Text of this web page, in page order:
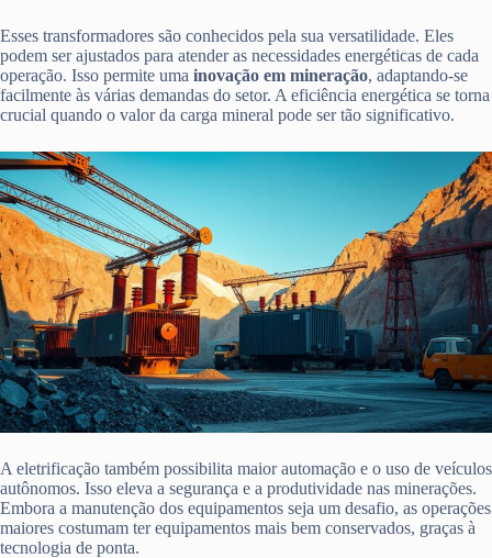
Esses transformadores são conhecidos pela sua versatilidade. Eles
podem ser ajustados para atender as necessidades energéticas de cada
operação. Isso permite uma inovação em mineração, adaptando-se
facilmente às várias demandas do setor. A eficiência energética se torna
crucial quando o valor da carga mineral pode ser tão significativo.
A eletrificação também possibilita maior automação e o uso de veículos
autônomos. Isso eleva a segurança e a produtividade nas minerações.
Embora a manutenção dos equipamentos seja um desafio, as operações
maiores costumam ter equipamentos mais bem conservados, graças à
tecnologia de ponta.